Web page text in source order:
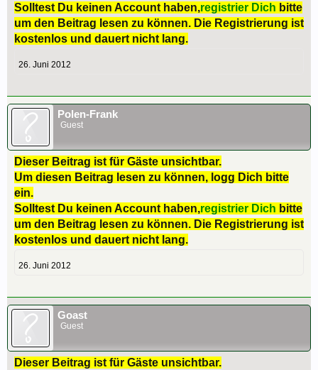
Solltest Du keinen Account haben,registrier Dich bitte
um den Beitrag lesen zu können. Die Registrierung ist
kostenlos und dauert nicht lang.
26. Juni 2012
Polen-Frank
Guest
Dieser Beitrag ist für Gäste unsichtbar.
Um diesen Beitrag lesen zu können, logg Dich bitte
ein.
Solltest Du keinen Account haben,registrier Dich bitte
um den Beitrag lesen zu können. Die Registrierung ist
kostenlos und dauert nicht lang.
26. Juni 2012
Goast
Guest
Dieser Beitrag ist für Gäste unsichtbar.